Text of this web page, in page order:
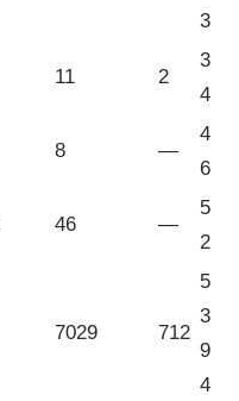
3
11 2
3
4
8 —
4
6
46 —
5
2
7029 712
5
3
9
4